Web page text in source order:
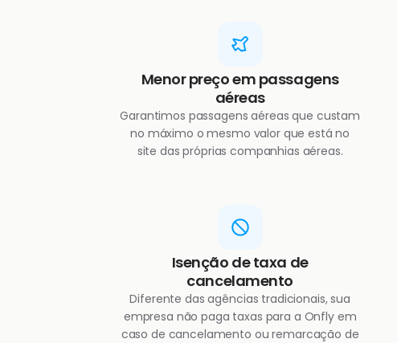
Menor preço em passagens
aéreas
Garantimos passagens aéreas que custam
no máximo o mesmo valor que está no
site das próprias companhias aéreas.
Isenção de taxa de
cancelamento
Diferente das agências tradicionais, sua
empresa não paga taxas para a Onfly em
caso de cancelamento ou remarcação de